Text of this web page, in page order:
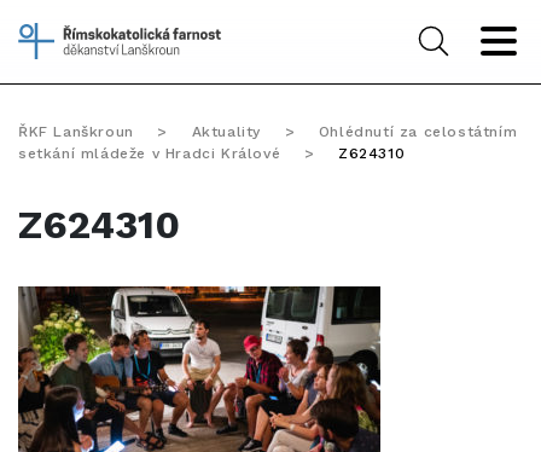
ŘKF Lanškroun > Aktuality >
Ohlédnutí za celostátním
setkání mládeže v Hradci Králové
> Z624310
Z624310